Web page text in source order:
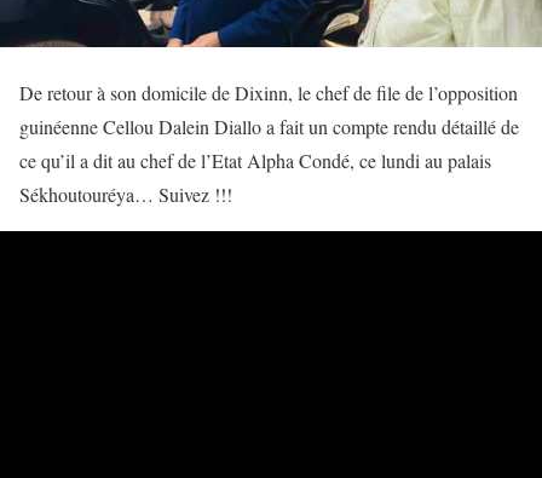
De retour à son domicile de Dixinn, le chef de file de l’opposition
guinéenne Cellou Dalein Diallo a fait un compte rendu détaillé de
ce qu’il a dit au chef de l’Etat Alpha Condé, ce lundi au palais
Sékhoutouréya… Suivez !!!